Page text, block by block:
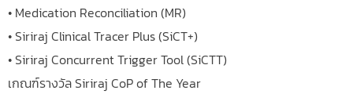
• Medication Reconciliation (MR)
• Siriraj Clinical Tracer Plus (SiCT+)
• Siriraj Concurrent Trigger Tool (SiCTT)
เกณฑ์รางวัล Siriraj CoP of The Year